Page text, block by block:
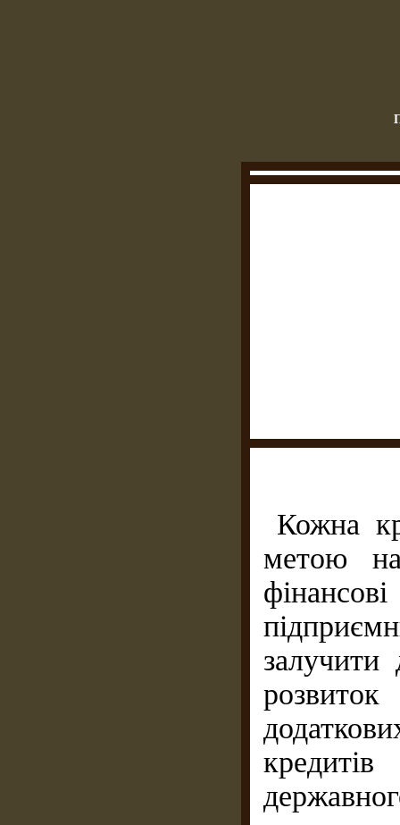
Кожна
метою
залучити